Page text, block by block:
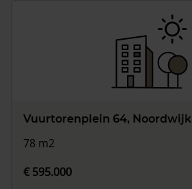
Vuurtorenplein 64, Noordwijk
78 m2
€ 595.000